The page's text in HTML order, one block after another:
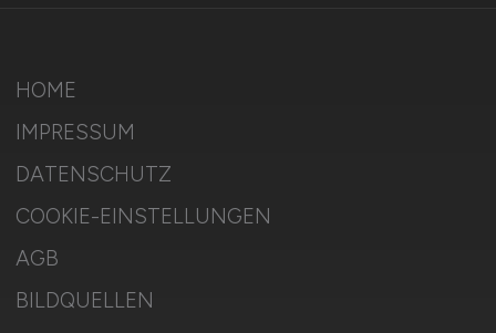
HOME
IMPRESSUM
DATENSCHUTZ
COOKIE-EINSTELLUNGEN
AGB
BILDQUELLEN